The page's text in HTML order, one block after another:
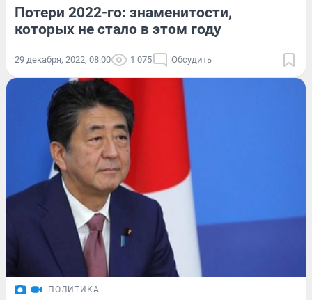
Потери 2022-го: знаменитости,
которых не стало в этом году
29 декабря, 2022, 08:00 1 075 Обсудить
ПОЛИТИКА